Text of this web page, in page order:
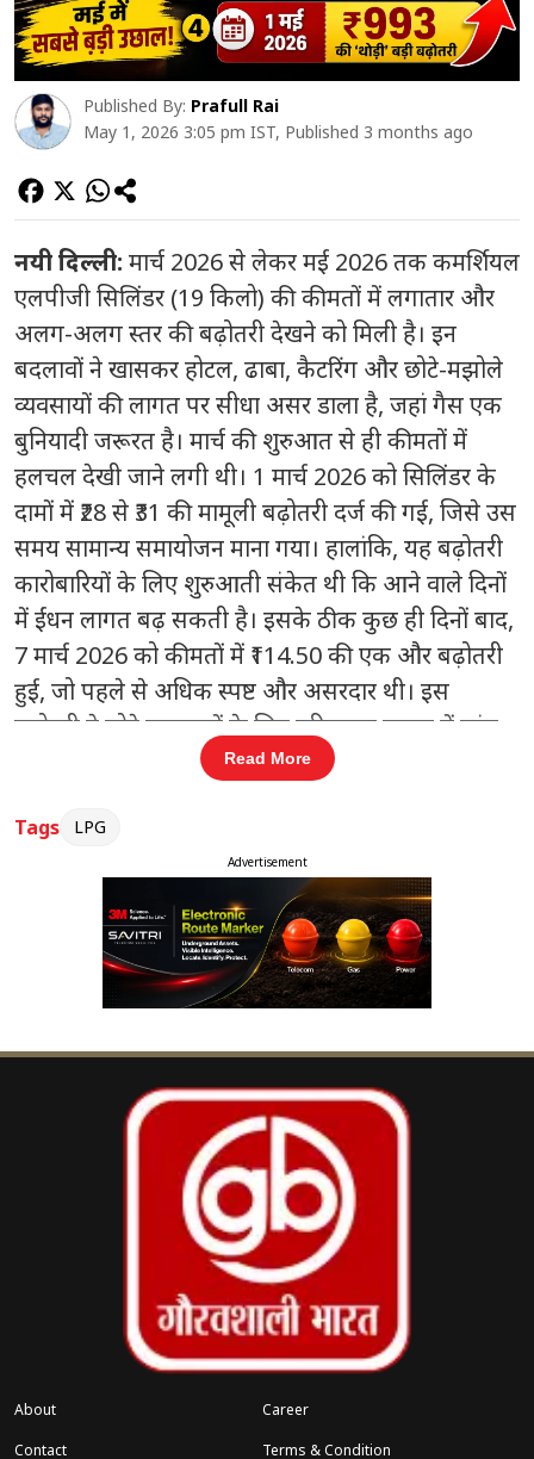
Published By: Prafull Rai
May 1, 2026 3:05 pm IST, Published 3 months ago
नयी दिल्ली: मार्च 2026 से लेकर मई 2026 तक कमर्शियल
एलपीजी सिलिंडर (19 किलो) की कीमतों में लगातार और
अलग-अलग स्तर की बढ़ोतरी देखने को मिली है। इन
बदलावों ने खासकर होटल, ढाबा, कैटरिंग और छोटे-मझोले
व्यवसायों की लागत पर सीधा असर डाला है, जहां गैस एक
बुनियादी जरूरत है। मार्च की शुरुआत से ही कीमतों में
हलचल देखी जाने लगी थी। 1 मार्च 2026 को सिलिंडर के
दामों में ₹28 से ₹31 की मामूली बढ़ोतरी दर्ज की गई, जिसे उस
समय सामान्य समायोजन माना गया। हालांकि, यह बढ़ोतरी
कारोबारियों के लिए शुरुआती संकेत थी कि आने वाले दिनों
में ईंधन लागत बढ़ सकती है। इसके ठीक कुछ ही दिनों बाद,
7 मार्च 2026 को कीमतों में ₹114.50 की एक और बढ़ोतरी
हुई, जो पहले से अधिक स्पष्ट और असरदार थी। इस
बढ़ोतरी ने छोटे व्यवसायों के लिए परिचालन लागत में तुरंत
दबाव पैदा कर दिया। कई रेस्टोरेंट और फूड आउटलेट्स ने
इसके बाद अप्रैल की शुरुआत में स्थिति और भी चुनौतीपूर्ण
1 अप्रैल 2026 को सिलिंडर के दामों में ₹195.50 से
₹218 तक की बढ़ोतरी दर्ज की गई। यह बढ़ोतरी अपेक्षाकृत
बड़ी मानी गई, क्योंकि यह लगातार तीसरे महीने का असर
था। इस दौरान कई व्यापारियों ने बताया कि मार्जिन पहले ही
सबसे बड़ा बदलाव मई की शुरुआत में देखने को मिला।1
मई 2026 को कमर्शियल सिलिंडर की कीमत में लगभग
₹993 की भारी बढ़ोतरी दर्ज की गई, जिसे अब तक की सबसे
बड़ी छलांग माना जा रहा है। इस बढ़ोतरी ने पूरे कमर्शियल
सेक्टर को झटका दिया, खासकर उन इकाइयों को जो रोज़ाना
बड़ी मात्रा में गैस का उपयोग करती हैं।
संबंधित खबरें
एडीआर रिपोर्ट: क्षेत्रीय दलों को चंदे में तीन
Read More
Tags LPG
Advertisement
About
Career
Contact
Terms & Condition